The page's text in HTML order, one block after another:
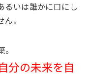
るいは誰かに口にし
。
分の未来を自